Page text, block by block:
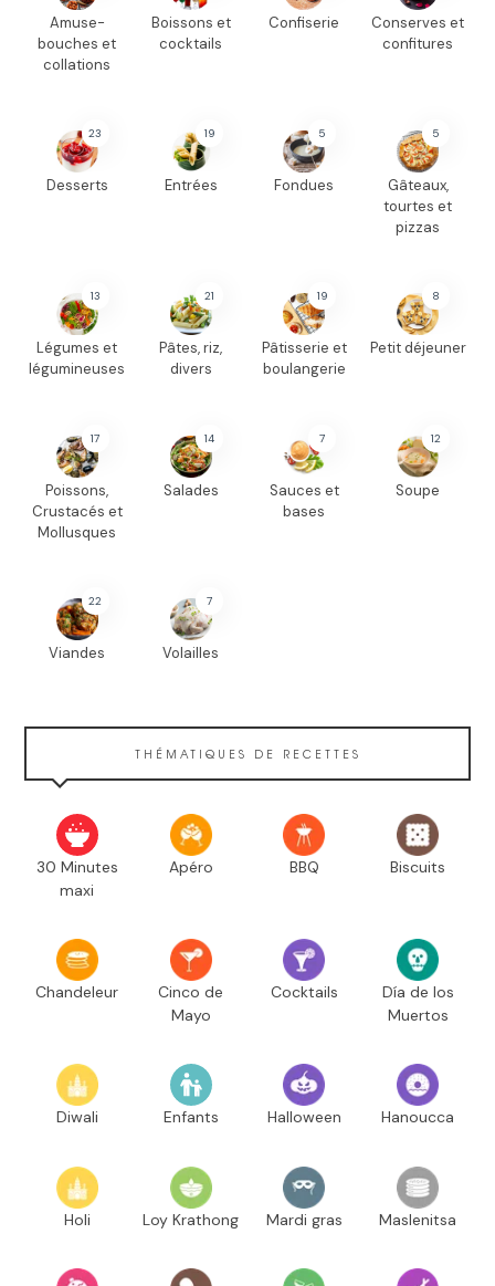
Amuse-
bouches et
collations
Boissons et
cocktails
Confiserie
Conserves et
confitures
23
Desserts
19
Entrées
5
Fondues
5
Gâteaux,
tourtes et
pizzas
13
Légumes et
légumineuses
21
Pâtes, riz,
divers
19
Pâtisserie et
boulangerie
8
Petit déjeuner
17
Poissons,
Crustacés et
Mollusques
14
Salades
7
Sauces et
bases
12
Soupe
22
Viandes
7
Volailles
THÉMATIQUES DE RECETTES
30 Minutes
maxi
Apéro BBQ Biscuits
Chandeleur
Cinco de
Mayo
Cocktails
Día de los
Muertos
Diwali Enfants Halloween Hanoucca
Holi Loy Krathong Mardi gras Maslenitsa